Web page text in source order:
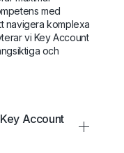
med
navigera komplexa
vi Key Account
och
Account